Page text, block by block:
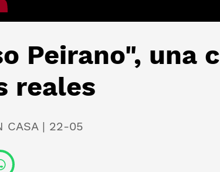
Peirano", una
reales
CASA | 22-05